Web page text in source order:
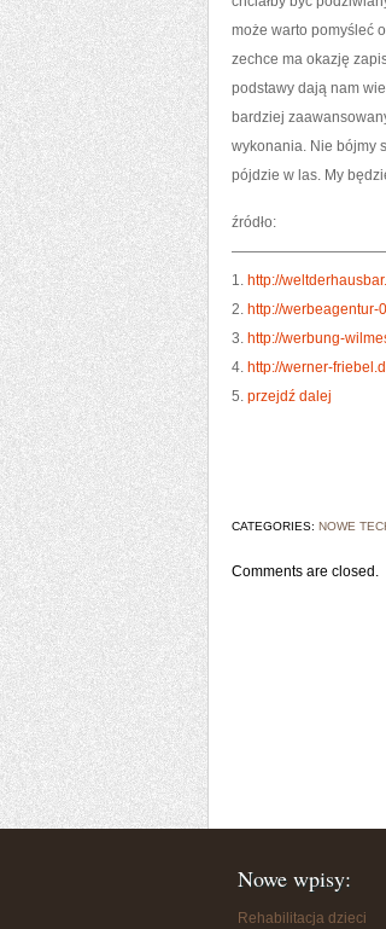
może warto pomyśleć
zechce ma okazję
podstawy dają nam
bardziej
wykonania. Nie bójmy
pójdzie w las. My
źródło:
1. http://
2. http://werbeagentur-
3. http://werbung-
4. http://werner-
5. przejdź dalej
CATEGORIES: NOWE
Comments are closed.
Nowe wpisy:
Rehabilitacja dzieci